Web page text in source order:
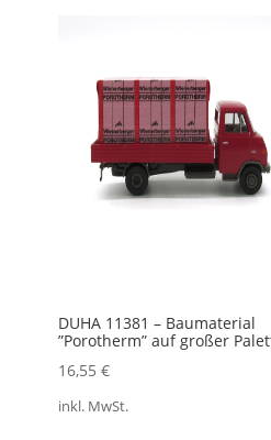
DUHA 11381 – Baumaterial
”Porotherm” auf großer
16,55 €
inkl. MwSt.